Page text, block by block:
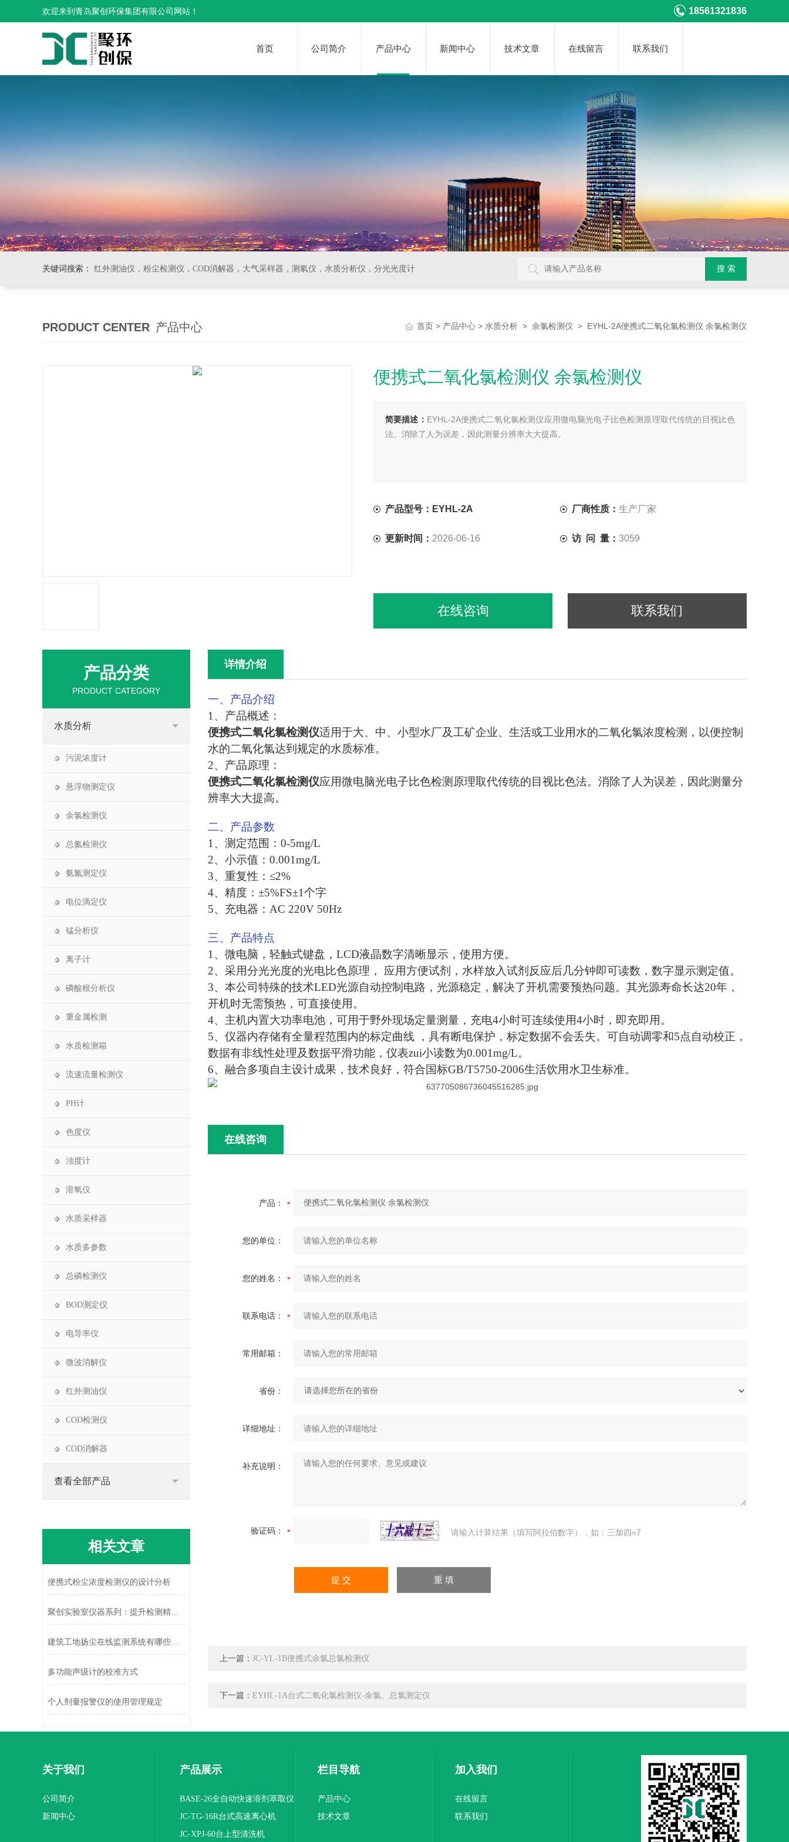
欢迎来到青岛聚创环保集团有限公司网站！ 18561321836
首页 公司简介 产品中心 新闻中心 技术文章 在线留言 联系我们
关键词搜索： 红外测油仪，粉尘检测仪，COD消解器，大气采样器，测氡仪，水质分析仪，分光光度计
PRODUCT CENTER 产品中心 首页 > 产品中心 > 水质分析 > 余氯检测仪 > EYHL-2A便携式二氧化氯检测仪 余氯检测仪
便携式二氧化氯检测仪 余氯检测仪
简要描述： EYHL-2A便携式二氧化氯检测仪应用微电脑光电子比色检测原理取代传统的目视比色
法。消除了人为误差，因此测量分辨率大大提高。
产品型号：EYHL-2A 厂商性质： 生产厂家
更新时间： 2026-06-16 访 问 量： 3059
在线咨询 联系我们
详情介绍
一、产品介绍
1、产品概述：
便携式二氧化氯检测仪适用于大、中、小型水厂及工矿企业、生活或工业用水的二氧化氯浓度检测，以便控制
水的二氧化氯达到规定的水质标准。
2、产品原理：
便携式二氧化氯检测仪应用微电脑光电子比色检测原理取代传统的目视比色法。消除了人为误差，因此测量分
辨率大大提高。
二、产品参数
1、测定范围：0-5mg/L
2、小示值：0.001mg/L
3、重复性：≤2%
4、精度：±5%FS±1个字
5、充电器：AC 220V 50Hz
三、产品特点
1、微电脑，轻触式键盘，LCD液晶数字清晰显示，使用方便。
2、采用分光光度的光电比色原理， 应用方便试剂，水样放入试剂反应后几分钟即可读数，数字显示测定值。
3、本公司特殊的技术LED光源自动控制电路，光源稳定，解决了开机需要预热问题。其光源寿命长达20年，
开机时无需预热，可直接使用。
4、主机内置大功率电池，可用于野外现场定量测量，充电4小时可连续使用4小时，即充即用。
5、仪器内存储有全量程范围内的标定曲线 ，具有断电保护，标定数据不会丢失。可自动调零和5点自动校正，
数据有非线性处理及数据平滑功能，仪表zui小读数为0.001mg/L。
6、融合多项自主设计成果，技术良好，符合国标GB/T5750-2006生活饮用水卫生标准。
在线咨询
产品：
您的单位：
您的姓名：
联系电话：
常用邮箱：
省份：
详细地址：
补充说明：
验证码： 请输入计算结果（填写阿拉伯数字），如：三加四=7
上一篇： JC-YL-1B便携式余氯总氯检测仪
下一篇： EYHL-1A台式二氧化氯检测仪-余氯、总氯测定仪
产品分类
PRODUCT CATEGORY
水质分析
污泥浓度计
悬浮物测定仪
余氯检测仪
总氮检测仪
氨氮测定仪
电位滴定仪
锰分析仪
离子计
磷酸根分析仪
重金属检测
水质检测箱
流速流量检测仪
PH计
色度仪
浊度计
溶氧仪
水质采样器
水质多参数
总磷检测仪
BOD测定仪
电导率仪
微波消解仪
红外测油仪
COD检测仪
COD消解器
查看全部产品
相关文章
便携式粉尘浓度检测仪的设计分析
聚创实验室仪器系列：提升检测精度与效率——混合/分散仪器
建筑工地扬尘在线监测系统有哪些特点？
多功能声级计的校准方式
个人剂量报警仪的使用管理规定
关于我们
公司简介
新闻中心
产品展示
BASE-26全自动快速溶剂萃取仪
JC-TG-16R台式高速离心机
JC-XPJ-60台上型清洗机
栏目导航
产品中心
技术文章
加入我们
在线留言
联系我们